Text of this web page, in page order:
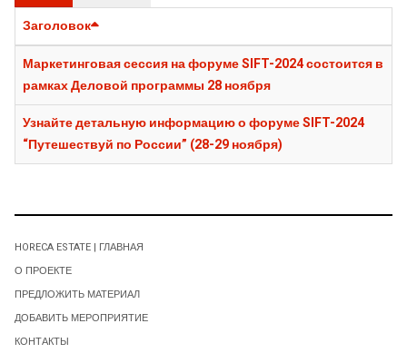
Заголовок
Маркетинговая сессия на форуме SIFT-2024 состоится в
рамках Деловой программы 28 ноября
Узнайте детальную информацию о форуме SIFT-2024
“Путешествуй по России” (28-29 ноября)
HORECA ESTATE | ГЛАВНАЯ
О ПРОЕКТЕ
ПРЕДЛОЖИТЬ МАТЕРИАЛ
ДОБАВИТЬ МЕРОПРИЯТИЕ
КОНТАКТЫ